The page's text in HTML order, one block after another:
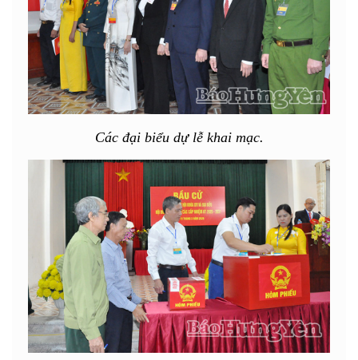
Các đại biểu dự lễ khai mạc.